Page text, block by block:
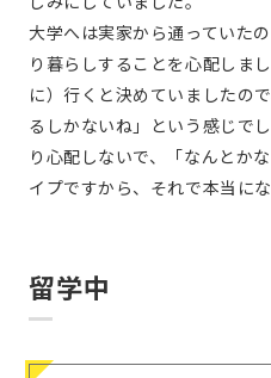
大学へは実家から通っていた
り暮らしすることを心配しま
に）行くと決めていましたの
るしかないね」という感じで
り心配しないで、「なんとか
イプですから、それで本当に
留学中